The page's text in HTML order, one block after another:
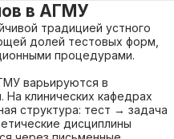
в АГМУ
традицией устного
долей тестовых форм,
процедурами.
варьируются в
На клинических кафедрах
структура: тест → задача
дисциплины